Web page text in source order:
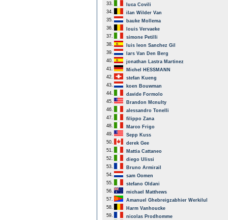
33.
luca Covili
34.
ilan Wilder Van
35.
bauke Mollema
36.
louis Vervaeke
37.
simone Petilli
38.
luis leon Sanchez Gil
39.
lars Van Den Berg
40.
jonathan Lastra Martinez
41.
Michel HESSMANN
42.
stefan Kueng
43.
koen Bouwman
44.
davide Formolo
45.
Brandon Mcnulty
46.
alessandro Tonelli
47.
filippo Zana
48.
Marco Frigo
49.
Sepp Kuss
50.
derek Gee
51.
Mattia Cattaneo
52.
diego Ulissi
53.
Bruno Armirail
54.
sam Oomen
55.
stefano Oldani
56.
michael Matthews
57.
Amanuel Ghebreigzabhier Werkilul
58.
Harm Vanhoucke
59.
nicolas Prodhomme